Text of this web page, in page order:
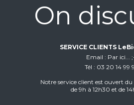
On
SERVICE CLIENTS
Email
Par ici...
Tél
03 20 14 99
Notre service client est ouvert
de 9h à 12h30 et de